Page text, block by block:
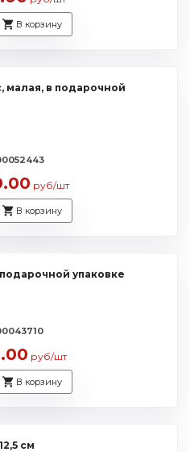
В корзину
малая, в подарочной
руб/шт
В корзину
упаковке
руб/шт
В корзину
см